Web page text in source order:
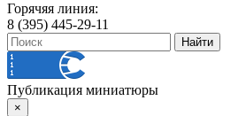
Горячяя линия:
8 (395) 445-29-11
Публикация миниатюры
×